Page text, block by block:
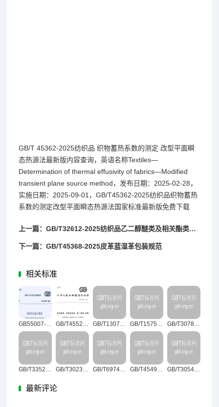
GB/T 45362-2025纺织品 织物蓄热系数的测定 改型平面瞬
态热源法最新版内容查询，英语名称Textiles—
Determination of thermal effusivity of fabrics—Modified
transient plane source method，发布日期：2025-02-28，
实施日期：2025-09-01，GB/T45362-2025纺织品织物蓄热
系数的测定改型平面瞬态热源法国家标准最新版免费下载
上一篇：GB/T32612-2025纺织品乙二醇醚类及相关酯类化合物的测定
下一篇：GB/T45368-2025皮革蓝湿革包装规范
相关标准
GB55007-2021砌体结构通用规范 GB/T45525.1-2025纳米技术纳米发电机第1部分：术语 GB/T13074-2024血液净化术语 GB/T15754-2025产品几何技术规范（GPS）尺寸和公差标注圆锥 GB/T30785-2025饮食加工设备术语
GB/T33523.73-2025产品几何技术规范（GPS）表面结构：区域法第73部分：实物标准表面缺陷的术语和定义 GB/T30237-2025古代壁画病害与图示 GB/T6974.4-2025起重机术语第4部分：臂架起重机 GB/T45499-2025乡镇（街道）综合文化站图书室管理与服务 GB/T30544.14-2025纳米科技术语第14部分：石墨炔
最新评论